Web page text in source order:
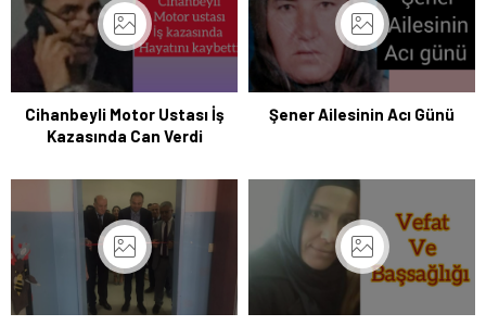
Cihanbeyli Motor Ustası İş
Kazasında Can Verdi
Şener Ailesinin Acı Günü